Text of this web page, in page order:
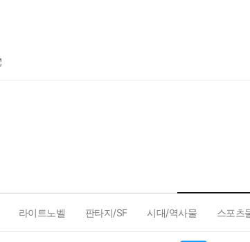
라이트노벨 판타지/SF 시대/역사물 스포츠